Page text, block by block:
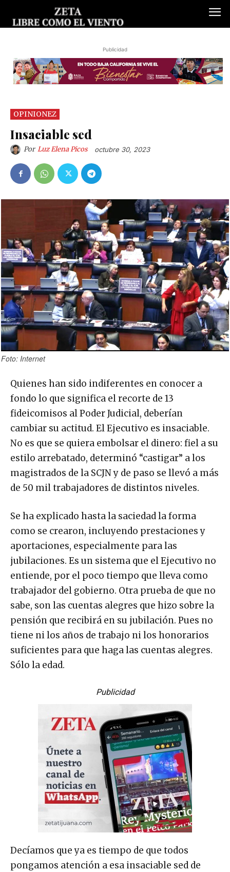
Publicidad
OPINIONEZ
Insaciable sed
Por Luz Elena Picos octubre 30, 2023
Foto: Internet
Quienes han sido indiferentes en conocer a
fondo lo que significa el recorte de 13
fideicomisos al Poder Judicial, deberían
cambiar su actitud. El Ejecutivo es insaciable.
No es que se quiera embolsar el dinero: fiel a su
estilo arrebatado, determinó “castigar” a los
magistrados de la SCJN y de paso se llevó a más
de 50 mil trabajadores de distintos niveles.
Se ha explicado hasta la saciedad la forma
como se crearon, incluyendo prestaciones y
aportaciones, especialmente para las
jubilaciones. Es un sistema que el Ejecutivo no
entiende, por el poco tiempo que lleva como
trabajador del gobierno. Otra prueba de que no
sabe, son las cuentas alegres que hizo sobre la
pensión que recibirá en su jubilación. Pues no
tiene ni los años de trabajo ni los honorarios
suficientes para que haga las cuentas alegres.
Sólo la edad.
Publicidad
Decíamos que ya es tiempo de que todos
pongamos atención a esa insaciable sed de